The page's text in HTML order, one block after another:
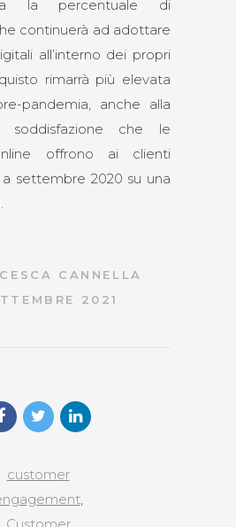
la percentuale di
continuerà ad adottare
all’interno dei propri
rimarrà più elevata
pandemia, anche alla
soddisfazione che le
offrono ai clienti
a settembre 2020 su una
CANNELLA
2021
customer
,